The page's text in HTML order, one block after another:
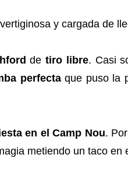
y cargada de
de tiro libre. Casi
perfectaque puso la
en el Camp Nou.
metiendo un taco en